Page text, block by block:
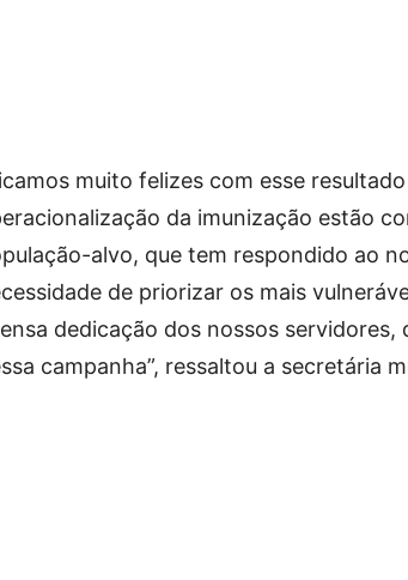
muito felizes com esse
da imunização estão
alvo, que tem respondido ao
de priorizar os mais
dedicação dos nossos
campanha”, ressaltou a secretária